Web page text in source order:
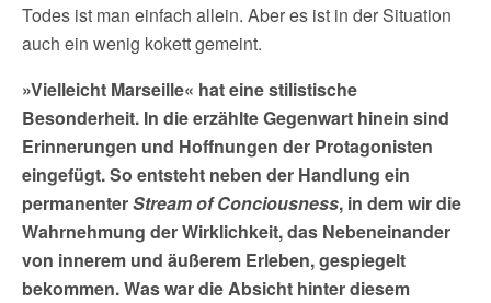
Todes ist man einfach allein. Aber es ist in der Situation
auch ein wenig kokett gemeint.
»Vielleicht Marseille« hat eine stilistische
Besonderheit. In die erzählte Gegenwart hinein sind
Erinnerungen und Hoffnungen der Protagonisten
eingefügt. So entsteht neben der Handlung ein
permanenterStream of Conciousness, in dem wir die
Wahrnehmung der Wirklichkeit, das Nebeneinander
von innerem und äußerem Erleben, gespiegelt
bekommen. Was war die Absicht hinter diesem